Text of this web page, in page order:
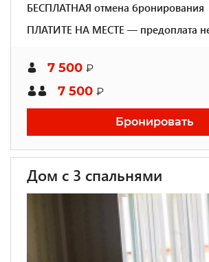
БЕСПЛАТНАЯ отмена бронирования
ПЛАТИТЕ НА МЕСТЕ — предоплата не
7 500 ₽
7 500 ₽
Бронировать
Дом с 3 спальнями